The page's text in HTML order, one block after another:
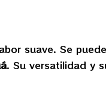
suave. Se
. Su versatilidad y